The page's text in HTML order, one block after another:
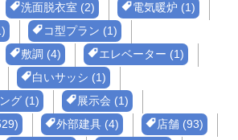
洗面脱衣室 (2)
電気暖炉 (1)
コ型プラン (1)
敷調 (4)
エレベーター (1)
白いサッシ (1)
グ (1)
展示会 (1)
外部建具 (4)
店舗 (93)